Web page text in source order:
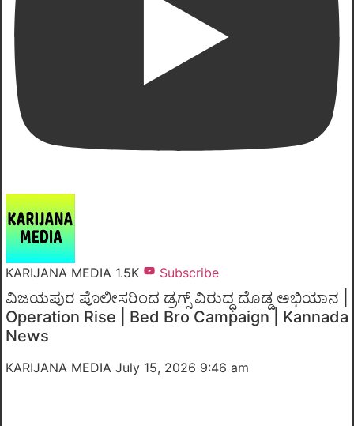
KARIJANA MEDIA 1.5K Subscribe
ವಿಜಯಪುರ ಪೊಲೀಸರಿಂದ ಡ್ರಗ್ಸ್ ವಿರುದ್ಧ ದೊಡ್ಡ ಅಭಿಯಾನ |
Operation Rise | Bed Bro Campaign | Kannada
News
KARIJANA MEDIA July 15, 2026 9:46 am